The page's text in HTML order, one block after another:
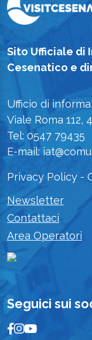
Sito Ufficiale di
Cesenatico e
Ufficio di
Viale Roma 112,
Tel: 0547 79435
E-mail:
Privacy Policy -
Newsletter
Contattaci
Area Operatori
Seguici sui